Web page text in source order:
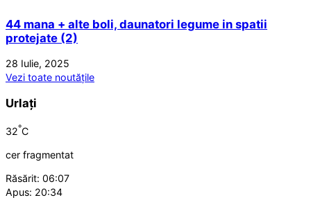
44 mana + alte boli, daunatori legume in spatii
protejate (2)
28 Iulie, 2025
Vezi toate noutățile
Urlați
32°C
cer fragmentat
Răsărit: 06:07
Apus: 20:34